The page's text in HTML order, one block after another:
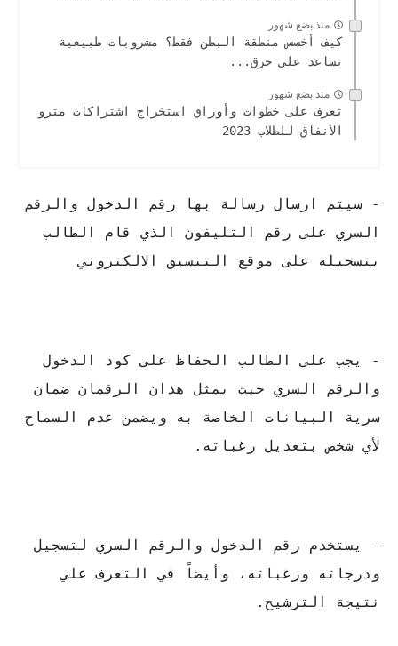
منذ بضع شهور
كيف أخسس منطقة البطن فقط؟ مشروبات طبيعية
تساعد على حرق...
منذ بضع شهور
تعرف على خطوات وأوراق استخراج اشتراكات مترو
الأنفاق للطلاب 2023
- سيتم ارسال رسالة بها رقم الدخول والرقم
السري على رقم التليفون الذي قام الطالب
بتسجيله على موقع التنسيق الالكتروني
- يجب على الطالب الحفاظ على كود الدخول
والرقم السري حيث يمثل هذان الرقمان ضمان
سرية البيانات الخاصة به ويضمن عدم السماح
لأي شخص بتعديل رغباته.
- يستخدم رقم الدخول والرقم السري لتسجيل
ودرجاته ورغباته، وأيضاً في التعرف علي
نتيجة الترشيح.